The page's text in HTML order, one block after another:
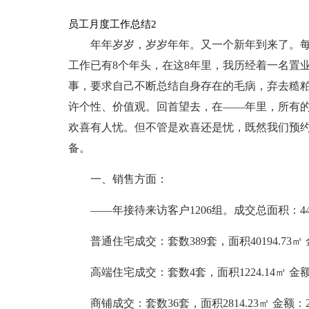
员工月度工作总结2
年年岁岁，岁岁年年。又一个新年到来了。
工作已有8个年头，在这8年里，我历经着一名置
事，要求自己不断总结自身存在的毛病，弃去糙
许个性、价值观。回首望去，在——年里，所有
欢喜有人忧。但不管是欢喜还是忧，既然我
备。
一、销售方面：
——年接待来访客户1206组。成交总面积：
普通住宅成交：套数389套，面积40194.73㎡
高端住宅成交：套数4套，面积1224.14㎡ 金
商铺成交：套数36套，面积2814.23㎡ 金额